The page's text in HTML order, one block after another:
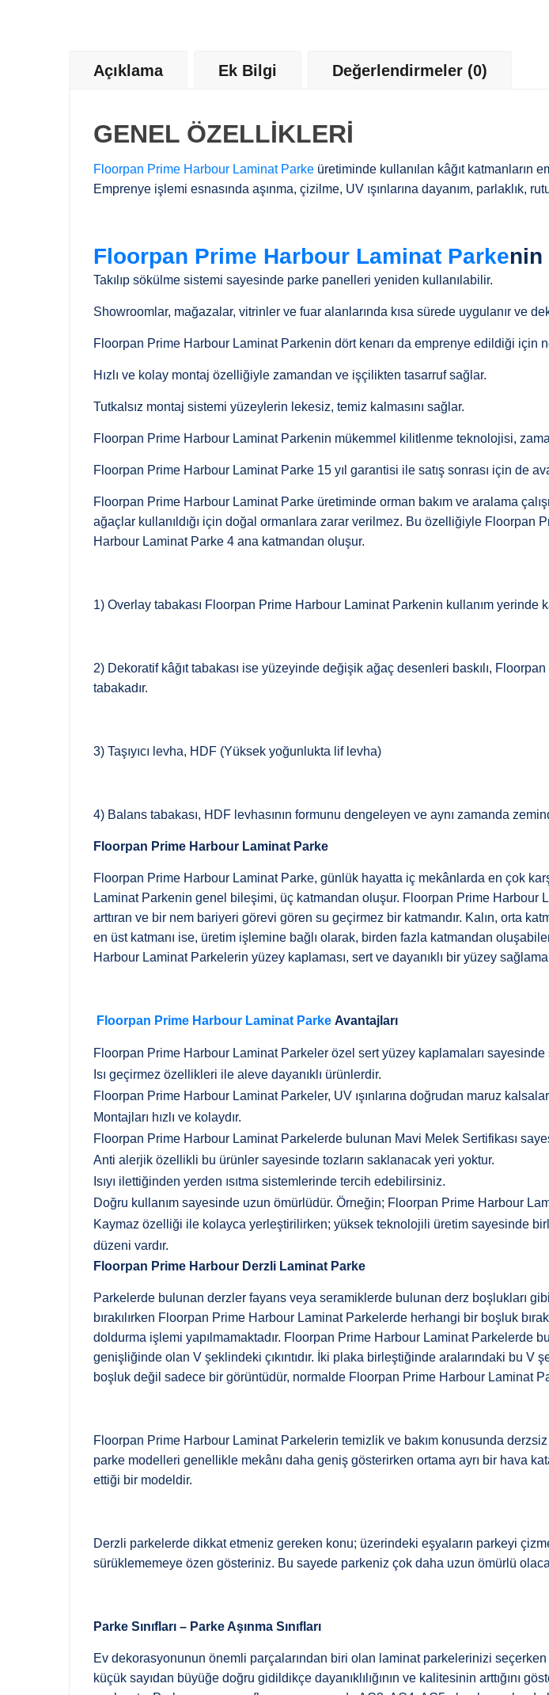
Açıklama Ek Bilgi Değerlendirmeler (0)
GENEL ÖZELLİKLERİ
Floorpan Prime Harbour Laminat Parke üretiminde kullanılan kâğıt katmanların
Emprenye işlemi esnasında aşınma, çizilme, UV ışınlarına dayanım, parlaklık,
Floorpan Prime Harbour Laminat Parkenin
Takılıp sökülme sistemi sayesinde parke panelleri yeniden kullanılabilir.
Showroomlar, mağazalar, vitrinler ve fuar alanlarında kısa sürede uygulanır ve
Floorpan Prime Harbour Laminat Parkenin dört kenarı da emprenye edildiği için
Hızlı ve kolay montaj özelliğiyle zamandan ve işçilikten tasarruf sağlar.
Tutkalsız montaj sistemi yüzeylerin lekesiz, temiz kalmasını sağlar.
Floorpan Prime Harbour Laminat Parkenin mükemmel kilitlenme teknolojisi,
Floorpan Prime Harbour Laminat Parke 15 yıl garantisi ile satış sonrası için de
Floorpan Prime Harbour Laminat Parke üretiminde orman bakım ve aralama
ağaçlar kullanıldığı için doğal ormanlara zarar verilmez. Bu özelliğiyle
Harbour Laminat Parke 4 ana katmandan oluşur.
1) Overlay tabakası Floorpan Prime Harbour Laminat Parkenin kullanım yerinde
2) Dekoratif kâğıt tabakası ise yüzeyinde değişik ağaç desenleri baskılı,
tabakadır.
3) Taşıyıcı levha, HDF (Yüksek yoğunlukta lif levha)
4) Balans tabakası, HDF levhasının formunu dengeleyen ve aynı zamanda
Floorpan Prime Harbour Laminat Parke
Floorpan Prime Harbour Laminat Parke, günlük hayatta iç mekânlarda en çok
Laminat Parkenin genel bileşimi, üç katmandan oluşur. Floorpan Prime Harbour
arttıran ve bir nem bariyeri görevi gören su geçirmez bir katmandır. Kalın, orta
en üst katmanı ise, üretim işlemine bağlı olarak, birden fazla katmandan
Harbour Laminat Parkelerin yüzey kaplaması, sert ve dayanıklı bir yüzey
Floorpan Prime Harbour Laminat Parke Avantajları
Floorpan Prime Harbour Laminat Parkeler özel sert yüzey kaplamaları sayesinde
Isı geçirmez özellikleri ile aleve dayanıklı ürünlerdir.
Floorpan Prime Harbour Laminat Parkeler, UV ışınlarına doğrudan maruz
Montajları hızlı ve kolaydır.
Floorpan Prime Harbour Laminat Parkelerde bulunan Mavi Melek Sertifikası
Anti alerjik özellikli bu ürünler sayesinde tozların saklanacak yeri yoktur.
Isıyı ilettiğinden yerden ısıtma sistemlerinde tercih edebilirsiniz.
Doğru kullanım sayesinde uzun ömürlüdür. Örneğin; Floorpan Prime Harbour
Kaymaz özelliği ile kolayca yerleştirilirken; yüksek teknolojili üretim sayesinde
düzeni vardır.
Floorpan Prime Harbour Derzli Laminat Parke
Parkelerde bulunan derzler fayans veya seramiklerde bulunan derz boşlukları
bırakılırken Floorpan Prime Harbour Laminat Parkelerde herhangi bir boşluk
doldurma işlemi yapılmamaktadır. Floorpan Prime Harbour Laminat Parkelerde
genişliğinde olan V şeklindeki çıkıntıdır. İki plaka birleştiğinde aralarındaki bu V
boşluk değil sadece bir görüntüdür, normalde Floorpan Prime Harbour Laminat
Floorpan Prime Harbour Laminat Parkelerin temizlik ve bakım konusunda
parke modelleri genellikle mekânı daha geniş gösterirken ortama ayrı bir hava
ettiği bir modeldir.
Derzli parkelerde dikkat etmeniz gereken konu; üzerindeki eşyaların parkeyi
sürüklememeye özen gösteriniz. Bu sayede parkeniz çok daha uzun ömürlü
Parke Sınıfları – Parke Aşınma Sınıfları
Ev dekorasyonunun önemli parçalarından biri olan laminat parkelerinizi seçerken
küçük sayıdan büyüğe doğru gidildikçe dayanıklılığının ve kalitesinin arttığını